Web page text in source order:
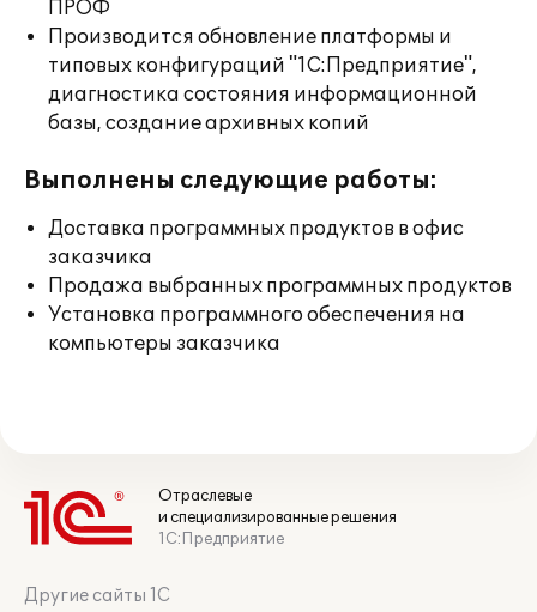
ПРОФ
Производится обновление платформы и
типовых конфигураций "1С:Предприятие",
диагностика состояния информационной
базы, создание архивных копий
Выполнены следующие работы:
Доставка программных продуктов в офис
заказчика
Продажа выбранных программных продуктов
Установка программного обеспечения на
компьютеры заказчика
Отраслевые
и специализированные решения
1С:Предприятие
Другие сайты 1С